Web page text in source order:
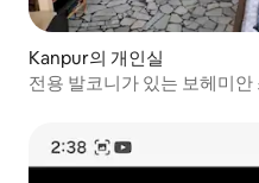
Kanpur의 개인실
전용 발코니가 있는 보헤미안